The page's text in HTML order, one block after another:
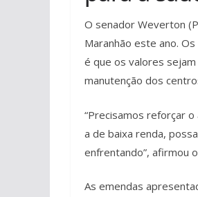
O senador Weverton
Maranhão este ano.
é que os valores
manutenção dos
“Precisamos reforçar
a de baixa renda,
enfrentando”, afirmou
As emendas